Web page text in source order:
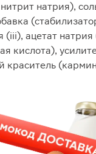
натрия),
(iii), ацетат натрия
кислота),
краситель